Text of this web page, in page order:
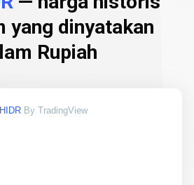
yang dinyatakan
Rupiah
By TradingView